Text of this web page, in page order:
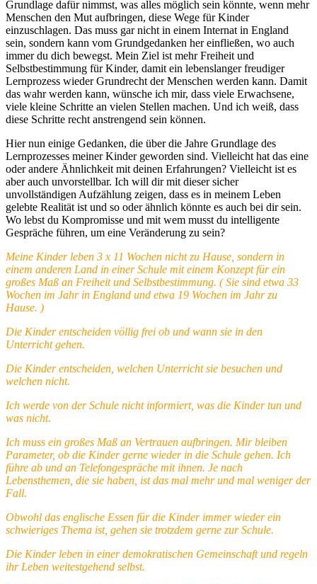
Grundlage dafür nimmst, was alles möglich sein könnte, wenn mehr
Menschen den Mut aufbringen, diese Wege für Kinder
einzuschlagen. Das muss gar nicht in einem Internat in England
sein, sondern kann vom Grundgedanken her einfließen, wo auch
immer du dich bewegst. Mein Ziel ist mehr Freiheit und
Selbstbestimmung für Kinder, damit ein lebenslanger freudiger
Lernprozess wieder Grundrecht der Menschen werden kann. Damit
das wahr werden kann, wünsche ich mir, dass viele Erwachsene,
viele kleine Schritte an vielen Stellen machen. Und ich weiß, dass
diese Schritte recht anstrengend sein können.
Hier nun einige Gedanken, die über die Jahre Grundlage des
Lernprozesses meiner Kinder geworden sind. Vielleicht hat das eine
oder andere Ähnlichkeit mit deinen Erfahrungen? Vielleicht ist es
aber auch unvorstellbar. Ich will dir mit dieser sicher
unvollständigen Aufzählung zeigen, dass es in meinem Leben
gelebte Realität ist und so oder ähnlich könnte es auch bei dir sein.
Wo lebst du Kompromisse und mit wem musst du intelligente
Gespräche führen, um eine Veränderung zu sein?
Meine Kinder leben 3 x 11 Wochen nicht zu Hause, sondern in
einem anderen Land in einer Schule mit einem Konzept für ein
großes Maß an Freiheit und Selbstbestimmung. ( Sie sind etwa 33
Wochen im Jahr in England und etwa 19 Wochen im Jahr zu
Hause. )
Die Kinder entscheiden völlig frei ob und wann sie in den
Unterricht gehen.
Die Kinder entscheiden, welchen Unterricht sie besuchen und
welchen nicht.
Ich werde von der Schule nicht informiert, was die Kinder tun und
was nicht.
Ich muss ein großes Maß an Vertrauen aufbringen. Mir bleiben
Parameter, ob die Kinder gerne wieder in die Schule gehen. Ich
führe ab und an Telefongespräche mit ihnen. Je nach
Lebensthemen, die sie haben, ist das mal mehr und mal weniger der
Fall.
Obwohl das englische Essen für die Kinder immer wieder ein
schwieriges Thema ist, gehen sie trotzdem gerne zur Schule.
Die Kinder leben in einer demokratischen Gemeinschaft und regeln
ihr Leben weitestgehend selbst.